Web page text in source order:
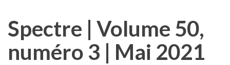
Spectre | Volume 50,
numéro 3 | Mai 2021